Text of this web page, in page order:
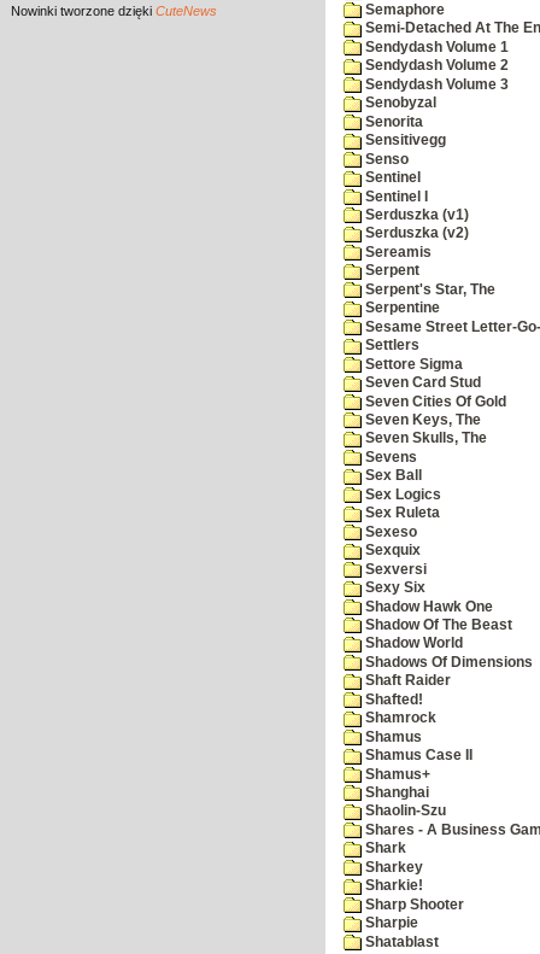
Nowinki tworzone dzięki CuteNews
Semaphore
Semi-Detached At The
Sendydash Volume 1
Sendydash Volume 2
Sendydash Volume 3
Senobyzal
Senorita
Sensitivegg
Senso
Sentinel
Sentinel I
Serduszka (v1)
Serduszka (v2)
Sereamis
Serpent
Serpent's Star, The
Serpentine
Sesame Street Letter-
Settlers
Settore Sigma
Seven Card Stud
Seven Cities Of Gold
Seven Keys, The
Seven Skulls, The
Sevens
Sex Ball
Sex Logics
Sex Ruleta
Sexeso
Sexquix
Sexversi
Sexy Six
Shadow Hawk One
Shadow Of The Beast
Shadow World
Shadows Of Dimensions
Shaft Raider
Shafted!
Shamrock
Shamus
Shamus Case II
Shamus+
Shanghai
Shaolin-Szu
Shares - A Business
Shark
Sharkey
Sharkie!
Sharp Shooter
Sharpie
Shatablast